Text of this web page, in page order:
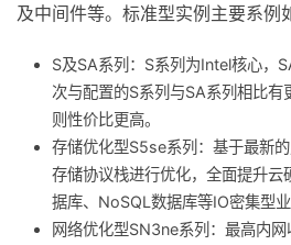
及中间件等。标准型实例主要系例
S及SA系列：S系列为Intel核心，
次与配置的S系列与SA系列相比有
则性价比更高。
存储优化型S5se系列：基于最新
存储协议栈进行优化，全面提升云
据库、NoSQL数据库等IO密集型业
网络优化型SN3ne系列：最高内